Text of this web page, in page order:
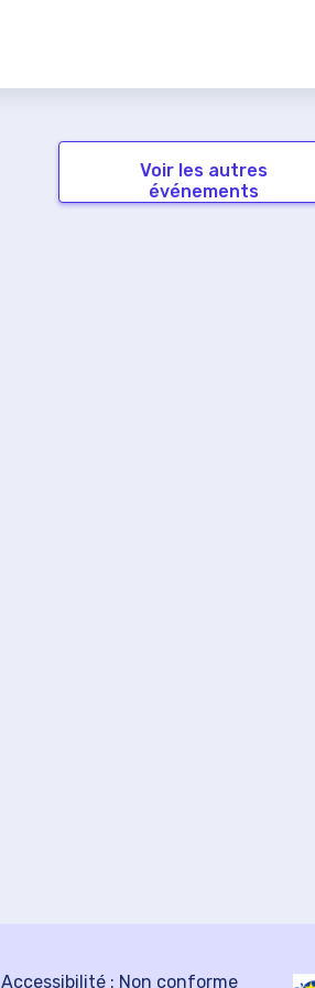
Voir les autres
événements
Accessibilité : Non conforme